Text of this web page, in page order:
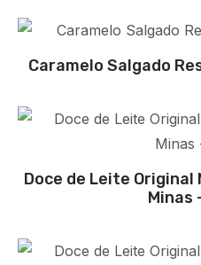
Caramelo Salgado
Doce de Leite Original
Minas